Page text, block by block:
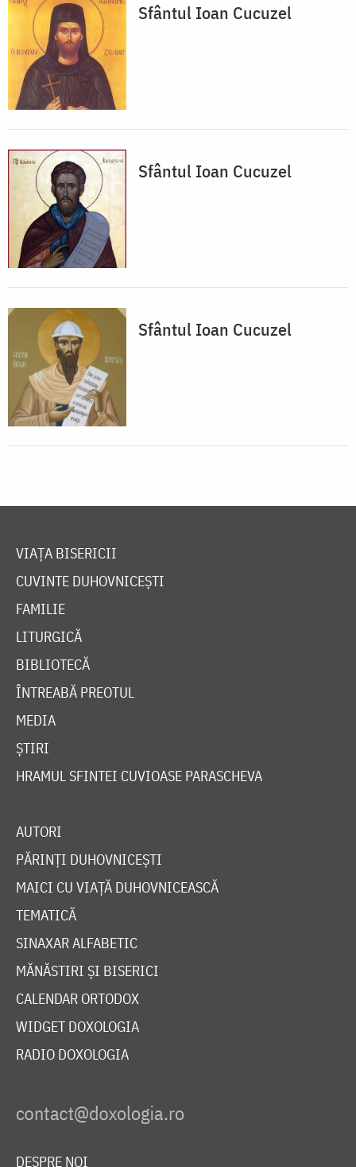
Sfântul Ioan Cucuzel
Sfântul Ioan Cucuzel
Sfântul Ioan Cucuzel
VIAȚA BISERICII
CUVINTE DUHOVNICEȘTI
FAMILIE
LITURGICĂ
BIBLIOTECĂ
ÎNTREABĂ PREOTUL
MEDIA
ȘTIRI
HRAMUL SFINTEI CUVIOASE PARASCHEVA
AUTORI
PĂRINȚI DUHOVNICEȘTI
MAICI CU VIAȚĂ DUHOVNICEASCĂ
TEMATICĂ
SINAXAR ALFABETIC
MĂNĂSTIRI ȘI BISERICI
CALENDAR ORTODOX
WIDGET DOXOLOGIA
RADIO DOXOLOGIA
DESPRE NOI